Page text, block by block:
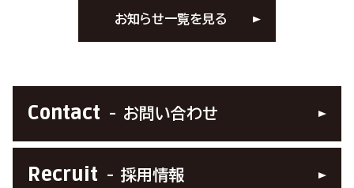
お知らせ一覧を見る
Contact お問い合わせ
Recruit 採用情報